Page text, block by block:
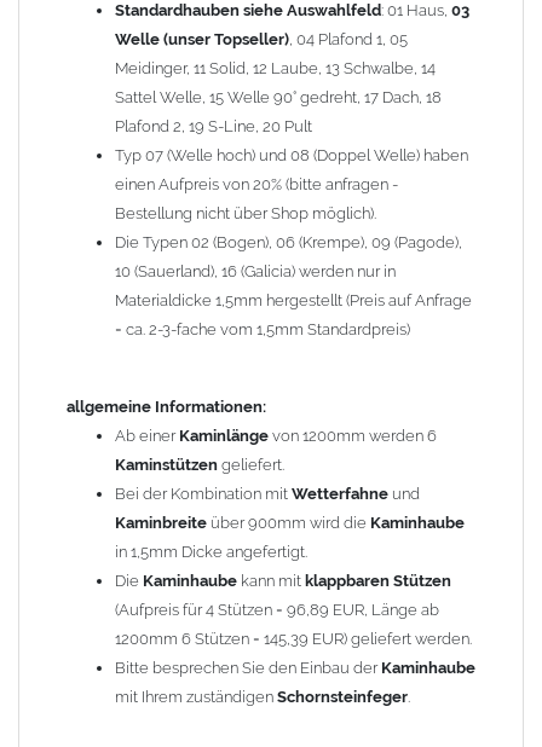
Hinweis: FürKaminhaubenundKaminabdeckungenkönnen wir
Nachnahme anbieten!
Lieferzeit: ca. 1-2 Wochen nach Zahlungseingang
Sonderanfertigung: Die Kaminhaube wird kundenspezifisch
angefertigt - keine Rücknahme möglich!
Zum Bild vergößern, bitte auf das Bild klicken!
Standardhauben siehe Auswahlfeld: 01 Haus, 03
Welle (unser Topseller), 04 Plafond 1, 05
Meidinger, 11 Solid, 12 Laube, 13 Schwalbe, 14
Sattel Welle, 15 Welle 90° gedreht, 17 Dach, 18
Plafond 2, 19 S-Line, 20 Pult
Typ 07 (Welle hoch) und 08 (Doppel Welle) haben
einen Aufpreis von 20% (bitte anfragen -
Bestellung nicht über Shop möglich).
Die Typen 02 (Bogen), 06 (Krempe), 09 (Pagode),
10 (Sauerland), 16 (Galicia) werden nur in
Materialdicke 1,5mm hergestellt (Preis auf Anfrage
= ca. 2-3-fache vom 1,5mm Standardpreis)
allgemeine Informationen:
Ab einer Kaminlänge von 1200mm werden 6
Kaminstützen geliefert.
Bei der Kombination mit Wetterfahne und
Kaminbreite über 900mm wird die Kaminhaube
in 1,5mm Dicke angefertigt.
Die Kaminhaube kann mit klappbaren Stützen
(Aufpreis für 4 Stützen = 96,89 EUR, Länge ab
1200mm 6 Stützen = 145,39 EUR) geliefert werden.
Bitte besprechen Sie den Einbau der Kaminhaube
mit Ihrem zuständigen Schornsteinfeger.